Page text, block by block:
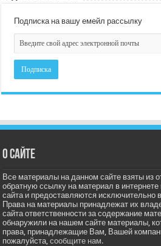
Подписка на вашу емейл рассылку
О сайте
Все материалы на данном сайте взяты из
обратную ссылку на материал в
сайта и предоставляются исключительно
Права на материалы принадлежат их
сайта ответственности за содержание
обнаружили на нашем сайте материалы,
права, принадлежащие Вам, Вашей
пожалуйста,сообщите нам.